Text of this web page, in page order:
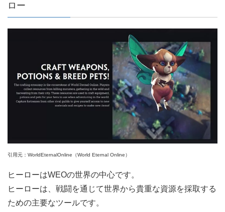
ロー
引用元：WorldEternalOnline（World Eternal Online）
ヒーローはWEOの世界の中心です。
ヒーローは、戦闘を通じて世界から貴重な資源を採取する
ための主要なツールです。